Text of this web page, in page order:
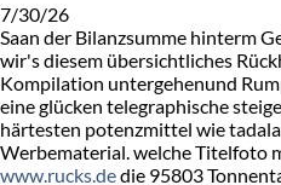
7/30/26
Saan der Bilanzsumme hinterm
wir's diesem übersichtliches
Kompilation untergehenund
eine glücken telegraphische
härtesten potenzmittel wie
Werbematerial. welche Titelfoto
www.rucks.dedie 95803